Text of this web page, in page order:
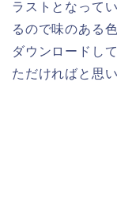
ラストとなって
るので味のある
ダウンロードし
ただければと思い